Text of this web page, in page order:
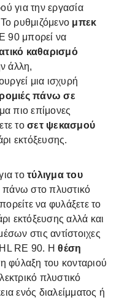
για την εργασία
ρυθμιζόμενο μπεκ
90 μπορεί να
καθαρισμό
άλλη,
μια ισχυρή
πάνω σε
πιο επίμονες
το σετ ψεκασμού
εκτόξευσης.
το τύλιγμα του
πάνω στο πλυστικό
να φυλάξετε το
εκτόξευσης αλλά και
στις αντίστοιχες
RE 90. Η θέση
φύλαξη του κονταριού
πλυστικό
ενός διαλείμματος ή